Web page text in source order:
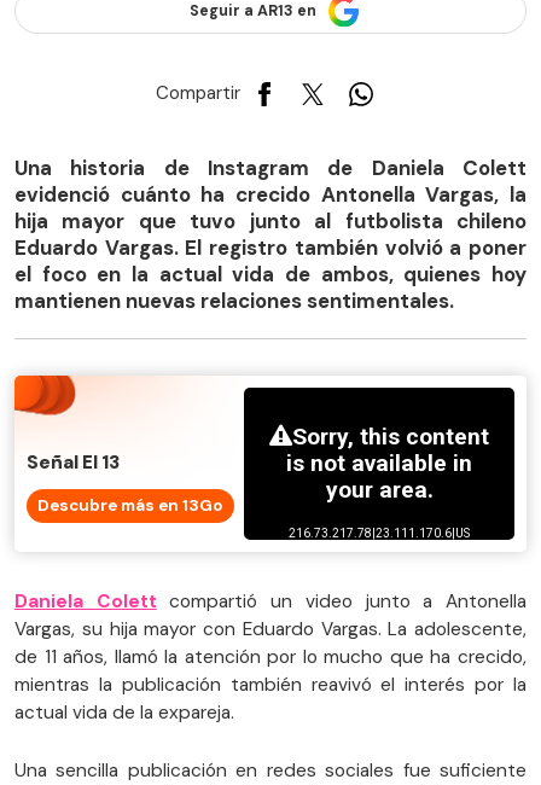
Seguir a AR13 en
Compartir
Una historia de Instagram de Daniela Colett
evidenció cuánto ha crecido Antonella Vargas, la
hija mayor que tuvo junto al futbolista chileno
Eduardo Vargas. El registro también volvió a poner
el foco en la actual vida de ambos, quienes hoy
mantienen nuevas relaciones sentimentales.
Señal El 13
Descubre más en 13Go
Daniela Colett compartió un video junto a Antonella
Vargas, su hija mayor con Eduardo Vargas. La adolescente,
de 11 años, llamó la atención por lo mucho que ha crecido,
mientras la publicación también reavivó el interés por la
actual vida de la expareja.
Una sencilla publicación en redes sociales fue suficiente